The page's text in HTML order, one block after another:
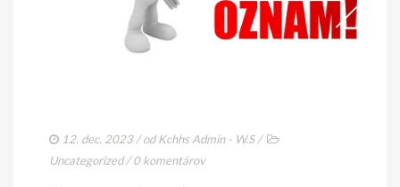
12. dec. 2023/ odKchhs Admin - W.S/
Uncategorized/0 komentárov